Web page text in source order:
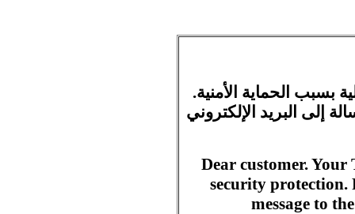
بسبب الحماية الأمنية.
إلى البريد الإلكتروني
Dear customer. Your
security protection.
message to